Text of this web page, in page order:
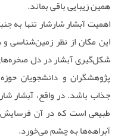
همین زیبایی باقی بماند.
اهمیت آبشار شارشار تنها به
این مکان از نظر زمین‌شناسی
شکل‌گیری آبشار در دل
پژوهشگران و دانشجویان
جذاب باشد. در واقع، آّبشار
طبیعی است که در آن
آبراهه‌ها به چشم می‌خورد.